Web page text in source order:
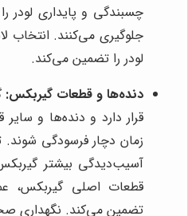
چسبندگی و پایداری لودر
جلوگیری می‌کنند. انتخاب
لودر را تضمین می‌کند.
دنده‌ها و قطعات گیربکس:
قرار دارد و دنده‌ها و
زمان دچار فرسودگی
آسیب‌دیدگی بیشتر
قطعات اصلی گیربکس،
تضمین می‌کند. نگهداری